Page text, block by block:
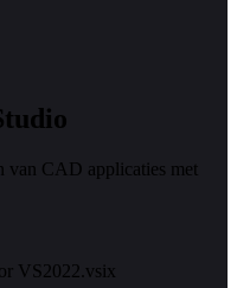
van CAD applicaties met
VS2022.vsix